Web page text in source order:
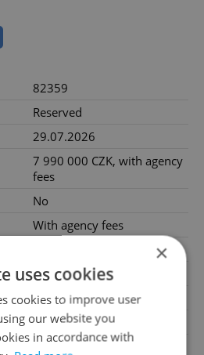
82359
Reserved
29.07.2026
7 990 000 CZK, with agency
fees
No
With agency fees
3 rooms
Ground level
Very good condition
Brick
×
uses cookies
cookies to improve user
our website you
in accordance with